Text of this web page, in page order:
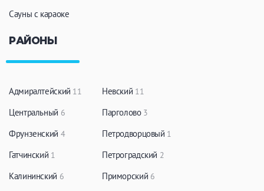
Сауны с караоке
РАЙОНЫ
Адмиралтейский 11
Центральный 6
Фрунзенский 4
Гатчинский 1
Калининский 6
Невский 11
Парголово 3
Петродворцовый 1
Петроградский 2
Приморский 6